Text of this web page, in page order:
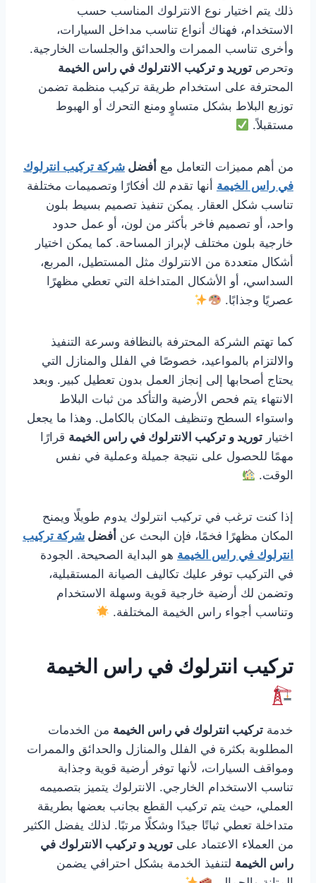
ذلك يتم اختيار نوع الانترلوك المناسب حسب
الاستخدام، فهناك أنواع تناسب مداخل السيارات،
وأخرى تناسب الممرات والحدائق والجلسات الخارجية.
وتحرص توريد و تركيب الانترلوك في راس الخيمة
المحترفة على استخدام طريقة تركيب منظمة تضمن
توزيع البلاط بشكل متساوٍ ومنع التحرك أو الهبوط
مستقبلاً.
من أهم مميزات التعامل مع أفضل شركة تركيب انترلوك
في راس الخيمة أنها تقدم لك أفكارًا وتصميمات مختلفة
تناسب شكل العقار. يمكن تنفيذ تصميم بسيط بلون
واحد، أو تصميم فاخر بأكثر من لون، أو عمل حدود
خارجية بلون مختلف لإبراز المساحة. كما يمكن اختيار
أشكال متعددة من الانترلوك مثل المستطيل، المربع،
السداسي، أو الأشكال المتداخلة التي تعطي مظهرًا
عصريًا وجذابًا.
كما تهتم الشركة المحترفة بالنظافة وسرعة التنفيذ
والالتزام بالمواعيد، خصوصًا في الفلل والمنازل التي
يحتاج أصحابها إلى إنجاز العمل بدون تعطيل كبير. وبعد
الانتهاء يتم فحص الأرضية والتأكد من ثبات البلاط
واستواء السطح وتنظيف المكان بالكامل. وهذا ما يجعل
اختيار توريد و تركيب الانترلوك في راس الخيمة قرارًا
مهمًا للحصول على نتيجة جميلة وعملية في نفس
الوقت.
إذا كنت ترغب في تركيب انترلوك يدوم طويلًا ويمنح
المكان مظهرًا فخمًا، فإن البحث عن أفضل شركة تركيب
انترلوك في راس الخيمة هو البداية الصحيحة. الجودة
في التركيب توفر عليك تكاليف الصيانة المستقبلية،
وتضمن لك أرضية خارجية قوية وسهلة الاستخدام
وتناسب أجواء راس الخيمة المختلفة.
تركيب انترلوك في راس الخيمة
خدمة تركيب انترلوك في راس الخيمة من الخدمات
المطلوبة بكثرة في الفلل والمنازل والحدائق والممرات
ومواقف السيارات، لأنها توفر أرضية قوية وجذابة
تناسب الاستخدام الخارجي. الانترلوك يتميز بتصميمه
العملي، حيث يتم تركيب القطع بجانب بعضها بطريقة
متداخلة تعطي ثباتًا جيدًا وشكلًا مرتبًا. لذلك يفضل الكثير
من العملاء الاعتماد على توريد و تركيب الانترلوك في
راس الخيمة لتنفيذ الخدمة بشكل احترافي يضمن